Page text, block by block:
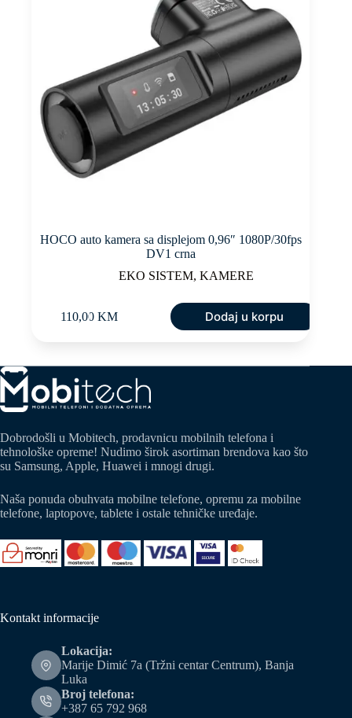
HOCO auto kamera sa displejom 0,96″ 1080P/30fps
DV1 crna
EKO SISTEM,KAMERE
110,00KM Dodaj u korpu
Dobrodošli u Mobitech, prodavnicu mobilnih telefona i
tehnološke opreme! Nudimo širok asortiman brendova kao što
su Samsung, Apple, Huawei i mnogi drugi.
Naša ponuda obuhvata mobilne telefone, opremu za mobilne
telefone, laptopove, tablete i ostale tehničke uređaje.
Kontakt informacije
Lokacija:
Marije Dimić 7a (Tržni centar Centrum), Banja
Luka
Broj telefona:
+387 65 792 968